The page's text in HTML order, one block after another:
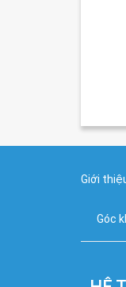
Giới
Góc